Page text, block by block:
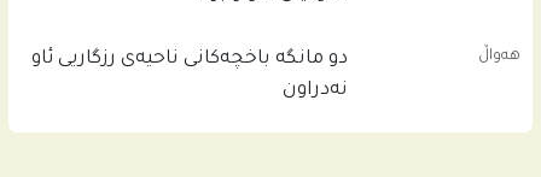
هەواڵ
دو مانگە باخچەکانی ناحیەی رزگاریی ئاو
نەدراون